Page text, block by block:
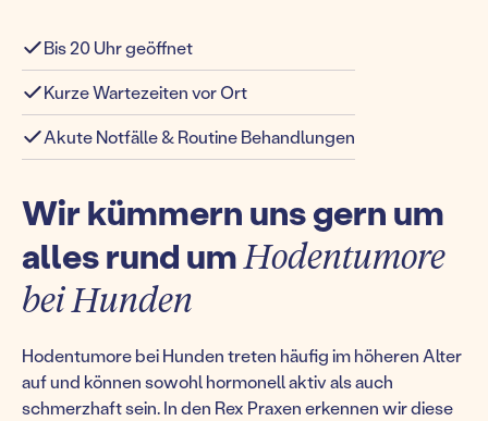
Bis 20 Uhr geöffnet
Kurze Wartezeiten vor Ort
Akute Notfälle & Routine Behandlungen
Wir kümmern uns gern um
alles rund umHodentumore
bei Hunden
Hodentumore bei Hunden treten häufig im höheren Alter
auf und können sowohl hormonell aktiv als auch
schmerzhaft sein. In den Rex Praxen erkennen wir diese